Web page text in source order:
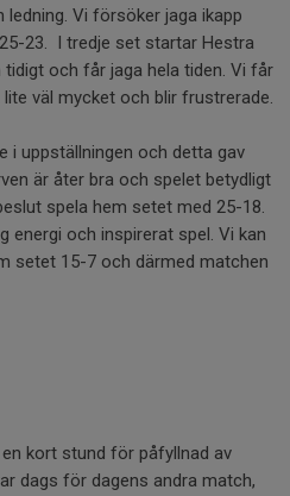
Vi försöker jaga ikapp
23. I tredje set startar Hestra
och får jaga hela tiden. Vi får
väl mycket och blir frustrerade.
i uppställningen och detta gav
är åter bra och spelet betydligt
spela hem setet med 25-18.
energi och inspirerat spel. Vi kan
setet 15-7 och därmed matchen
kort stund för påfyllnad av
dags för dagens andra match,